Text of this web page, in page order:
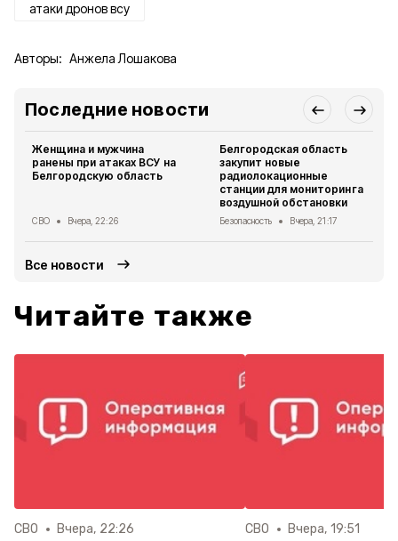
атаки дронов всу
Авторы: Анжела Лошакова
Последние новости
Женщина и мужчина
ранены при атаках ВСУ на
Белгородскую область
СВО Вчера, 22:26
Белгородская область
закупит новые
радиолокационные
станции для мониторинга
воздушной обстановки
Безопасность Вчера, 21:17
Все новости
Читайте также
СВО Вчера, 22:26 СВО Вчера, 19:51